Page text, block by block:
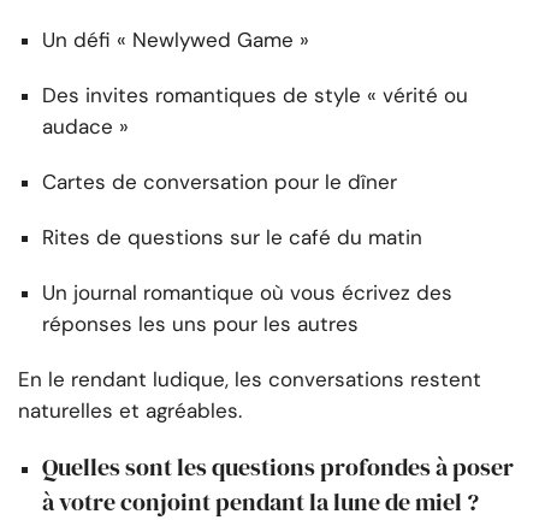
Un défi « Newlywed Game »
Des invites romantiques de style « vérité ou
audace »
Cartes de conversation pour le dîner
Rites de questions sur le café du matin
Un journal romantique où vous écrivez des
réponses les uns pour les autres
En le rendant ludique, les conversations restent
naturelles et agréables.
Quelles sont les questions profondes à poser
à votre conjoint pendant la lune de miel ?